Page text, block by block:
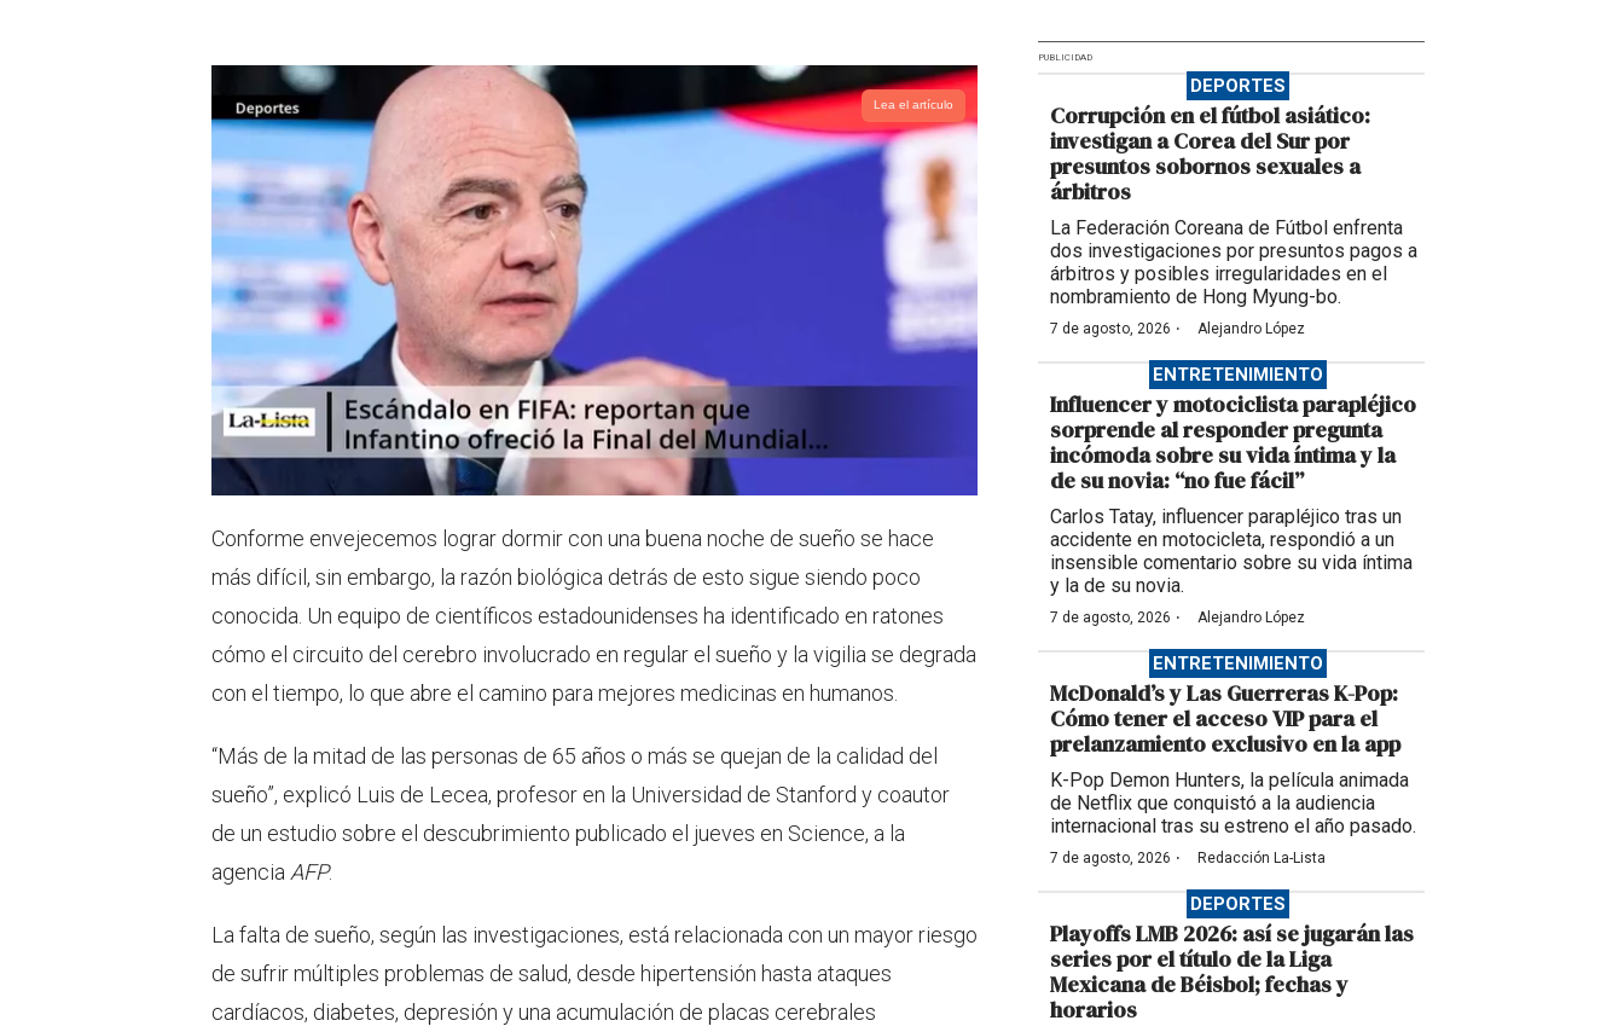
p
Lea el artículo
Conforme envejecemos lograr dormir con una buena noche de sueño se hace
más difícil, sin embargo, la razón biológica detrás de esto sigue siendo poco
conocida. Un equipo de científicos estadounidenses ha identificado en ratones
cómo el circuito del cerebro involucrado en regular el sueño y la vigilia se degrada
con el tiempo, lo que abre el camino para mejores medicinas en humanos.
“Más de la mitad de las personas de 65 años o más se quejan de la calidad del
sueño”, explicó Luis de Lecea, profesor en la Universidad de Stanford y coautor
de un estudio sobre el descubrimiento publicado el jueves en Science, a la
agenciaAFP.
La falta de sueño, según las investigaciones, está relacionada con un mayor riesgo
de sufrir múltiples problemas de salud, desde hipertensión hasta ataques
cardíacos, diabetes, depresión y una acumulación de placas cerebrales
PUBLICIDAD
DEPORTES
Corrupción en el fútbol asiático:
investigan a Corea del Sur por
presuntos sobornos sexuales a
árbitros
La Federación Coreana de Fútbol enfrenta
dos investigaciones por presuntos pagos a
árbitros y posibles irregularidades en el
nombramiento de Hong Myung-bo.
7 de agosto, 2026 · Alejandro López
ENTRETENIMIENTO
Influencer y motociclista parapléjico
sorprende al responder pregunta
incómoda sobre su vida íntima y la
de su novia: “no fue fácil”
Carlos Tatay, influencer parapléjico tras un
accidente en motocicleta, respondió a un
insensible comentario sobre su vida íntima
y la de su novia.
7 de agosto, 2026 · Alejandro López
ENTRETENIMIENTO
McDonald’s y Las Guerreras K-Pop:
Cómo tener el acceso VIP para el
prelanzamiento exclusivo en la app
K-Pop Demon Hunters, la película animada
de Netflix que conquistó a la audiencia
internacional tras su estreno el año pasado.
7 de agosto, 2026 · Redacción La-Lista
DEPORTES
Playoffs LMB 2026: así se jugarán las
series por el título de la Liga
Mexicana de Béisbol; fechas y
horarios